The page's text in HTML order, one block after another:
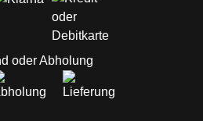
oder Abholung